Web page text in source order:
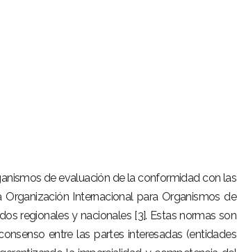
de evaluación de la conformidad con las
Internacional para Organismos de
regionales y nacionales [3]. Estas normas son
entre las partes interesadas (entidades